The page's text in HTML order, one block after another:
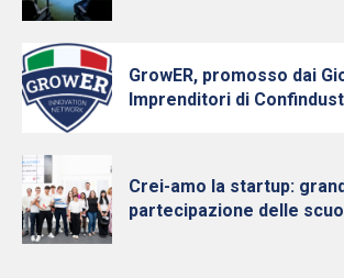
GrowER, promosso dai
Imprenditori di
Crei-amo la startup:
partecipazione delle